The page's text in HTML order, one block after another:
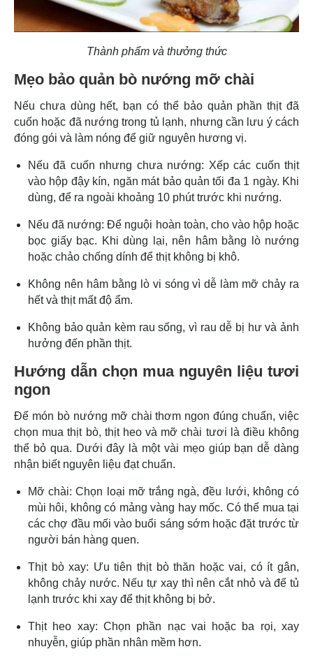
Thành phẩm và thưởng thức
Mẹo bảo quản bò nướng mỡ chài
Nếu chưa dùng hết, bạn có thể bảo quản phần thịt đã
cuốn hoặc đã nướng trong tủ lạnh, nhưng cần lưu ý cách
đóng gói và làm nóng để giữ nguyên hương vị.
Nếu đã cuốn nhưng chưa nướng: Xếp các cuốn thịt
vào hộp đậy kín, ngăn mát bảo quản tối đa 1 ngày. Khi
dùng, để ra ngoài khoảng 10 phút trước khi nướng.
Nếu đã nướng: Để nguội hoàn toàn, cho vào hộp hoặc
bọc giấy bạc. Khi dùng lại, nên hâm bằng lò nướng
hoặc chảo chống dính để thịt không bị khô.
Không nên hâm bằng lò vi sóng vì dễ làm mỡ chảy ra
hết và thịt mất độ ẩm.
Không bảo quản kèm rau sống, vì rau dễ bị hư và ảnh
hưởng đến phần thịt.
Hướng dẫn chọn mua nguyên liệu tươi
ngon
Để món bò nướng mỡ chài thơm ngon đúng chuẩn, việc
chọn mua thịt bò, thịt heo và mỡ chài tươi là điều không
thể bỏ qua. Dưới đây là một vài mẹo giúp bạn dễ dàng
nhận biết nguyên liệu đạt chuẩn.
Mỡ chài: Chọn loại mỡ trắng ngà, đều lưới, không có
mùi hôi, không có mảng vàng hay mốc. Có thể mua tại
các chợ đầu mối vào buổi sáng sớm hoặc đặt trước từ
người bán hàng quen.
Thịt bò xay: Ưu tiên thịt bò thăn hoặc vai, có ít gân,
không chảy nước. Nếu tự xay thì nên cắt nhỏ và để tủ
lạnh trước khi xay để thịt không bị bở.
Thịt heo xay: Chọn phần nạc vai hoặc ba rọi, xay
nhuyễn, giúp phần nhân mềm hơn.